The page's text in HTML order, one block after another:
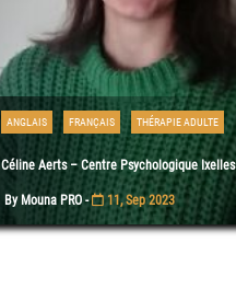
ANGLAIS FRANÇAIS THÉRAPIE ADULTE
Céline Aerts – Centre Psychologique Ixelles
By Mouna PRO - 11, Sep 2023